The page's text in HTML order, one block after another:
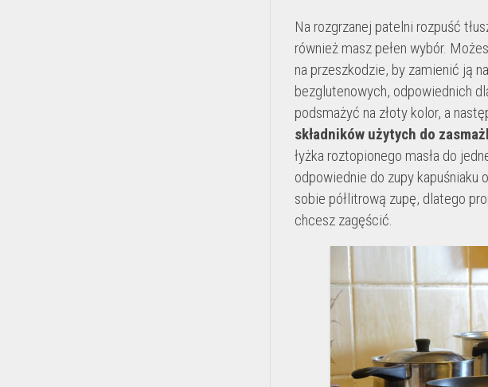
Na rozgrzanej patelni rozpuść
również masz pełen wybór.
na przeszkodzie, by zamienić ją
bezglutenowych, odpowiednich
podsmażyć na złoty kolor, a
składników użytych do
łyżka roztopionego masła do
odpowiednie do zupy
sobie półlitrową zupę, dlatego
chcesz zagęścić.